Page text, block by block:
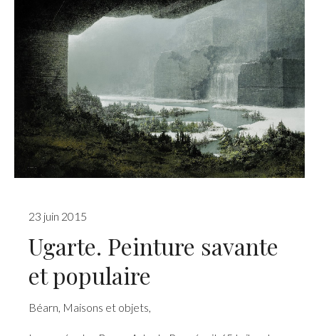
23 juin 2015
Ugarte. Peinture savante
et populaire
Béarn, Maisons et objets,